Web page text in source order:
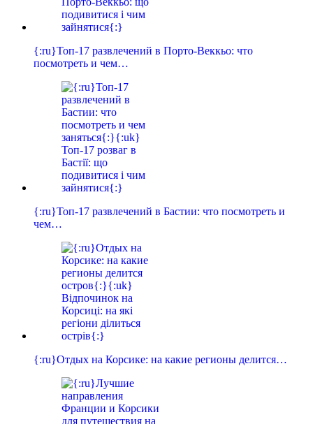
{:ru}Топ-17 развлечений в Порто-Веккьо: что
посмотреть и чем…
{:ru}Топ-17 развлечений в Бастии: что посмотреть и
чем…
{:ru}Отдых на Корсике: на какие регионы делится…